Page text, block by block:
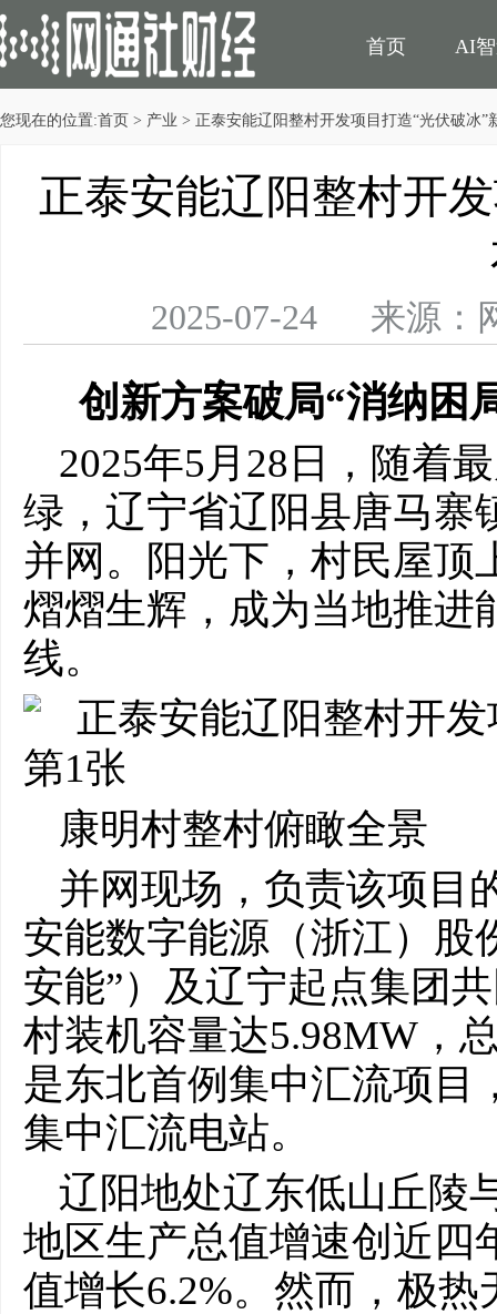
首页 AI
您现在的位置:首页 > 产业 > 正泰安能辽阳整村开发项目打造“光伏破冰”
正泰安能辽阳整村开
2025-07-24 来源：
创新方案破局“消纳困
2025年5月28日，随着
绿，辽宁省辽阳县唐马寨
并网。阳光下，村民屋顶
熠熠生辉，成为当地推进
线。
康明村整村俯瞰全景
并网现场，负责该项目
安能数字能源（浙江）股
安能”）及辽宁起点集团
村装机容量达5.98MW，
是东北首例集中汇流项目
集中汇流电站。
辽阳地处辽东低山丘陵
地区生产总值增速创近四
值增长6.2%。然而，极